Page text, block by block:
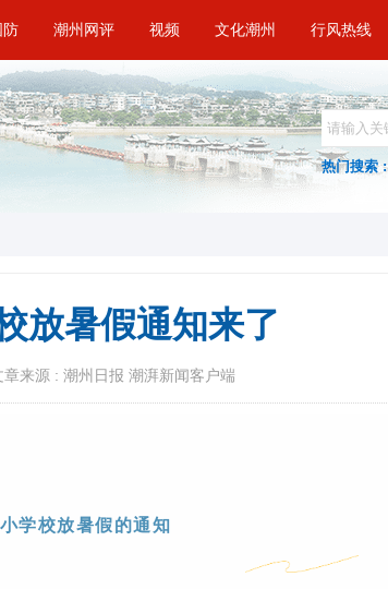
防 潮州网评 视频 文化潮州 行风热线
热门搜索 :
放暑假通知来了
章来源 : 潮州日报 潮湃新闻客户端
学校放暑假的通知